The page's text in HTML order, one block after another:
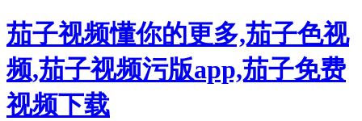
茄子视频懂你的更多,茄子色视
频,茄子视频污版app,茄子免费
视频下载